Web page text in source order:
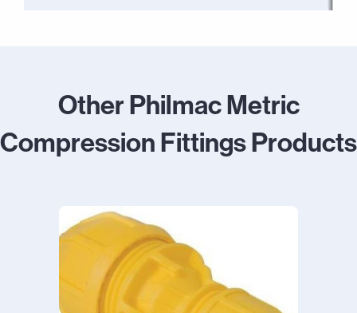
Other Philmac Metric
Compression Fittings Products